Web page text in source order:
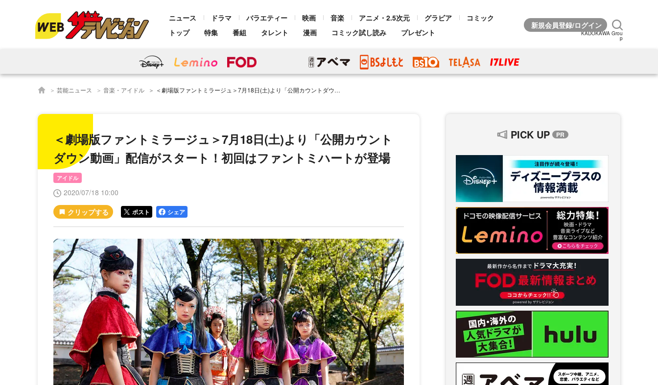
ニュース ドラマ バラエティー 映画 音楽 アニメ・2.5次元 グラビア
コミック
トップ
特集 番組 タレント 漫画 コミック試し読み プレゼント KADOKAWA Grou
p
芸能ニュース 音楽・アイドル ＜劇場版ファントミラージュ＞7月18日(土)より「公開カウントダウン動画」配信がスタート！初回はファントミハートが登場
＜劇場版ファントミラージュ＞7月18日(土)より「公開カウント
ダウン動画」配信がスタート！初回はファントミハートが登場
アイドル
2020/07/18 10:00
ポスト シェア
PICK UP